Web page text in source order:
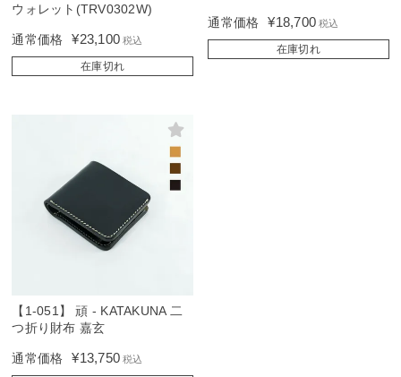
ウォレット(TRV0302W)
通常価格 ¥23,100 税込
在庫切れ
通常価格 ¥18,700 税込
在庫切れ
【1-051】 頑 - KATAKUNA 二
つ折り財布 嘉玄
通常価格 ¥13,750 税込